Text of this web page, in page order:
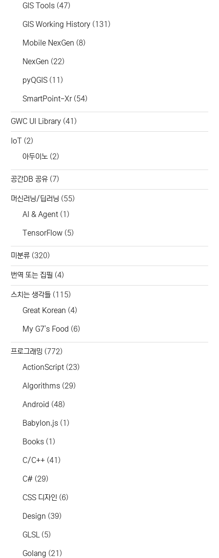
GIS Tools (47)
GIS Working History (131)
Mobile NexGen (8)
NexGen (22)
pyQGIS (11)
SmartPoint-Xr(54)
GWC UI Library (41)
IoT (2)
아두이노 (2)
공간DB 공유 (7)
머신러닝/딥러닝 (55)
AI & Agent (1)
TensorFlow (5)
미분류 (320)
번역 또는 집필 (4)
스치는 생각들 (115)
Great Korean (4)
My G7's Food (6)
프로그래밍 (772)
ActionScript (23)
Algorithms (29)
Android (48)
Babylon.js (1)
Books (1)
C/C++ (41)
C# (29)
CSS 디자인 (6)
Design (39)
GLSL (5)
Golang (21)